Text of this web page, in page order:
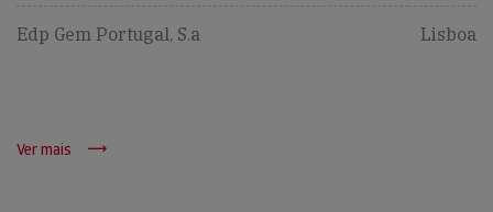
Edp Gem Portugal, S.a Lisboa
Ver mais